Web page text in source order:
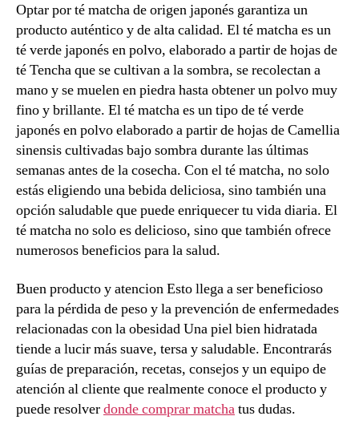
Optar por té matcha de origen japonés garantiza un
producto auténtico y de alta calidad. El té matcha es un
té verde japonés en polvo, elaborado a partir de hojas de
té Tencha que se cultivan a la sombra, se recolectan a
mano y se muelen en piedra hasta obtener un polvo muy
fino y brillante. El té matcha es un tipo de té verde
japonés en polvo elaborado a partir de hojas de Camellia
sinensis cultivadas bajo sombra durante las últimas
semanas antes de la cosecha. Con el té matcha, no solo
estás eligiendo una bebida deliciosa, sino también una
opción saludable que puede enriquecer tu vida diaria. El
té matcha no solo es delicioso, sino que también ofrece
numerosos beneficios para la salud.
Buen producto y atencion Esto llega a ser beneficioso
para la pérdida de peso y la prevención de enfermedades
relacionadas con la obesidad Una piel bien hidratada
tiende a lucir más suave, tersa y saludable. Encontrarás
guías de preparación, recetas, consejos y un equipo de
atención al cliente que realmente conoce el producto y
puede resolverdonde comprar matchatus dudas.